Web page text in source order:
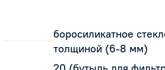
боросиликатное
толщиной (6-8 мм)